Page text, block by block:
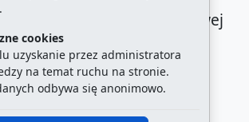
cookies
uzyskanie przez administratora
na temat ruchu na stronie.
odbywa się anonimowo.
Szczecin. Plac Armii Krajowej
208181485/ aktualna strona:
odwiedzane strony